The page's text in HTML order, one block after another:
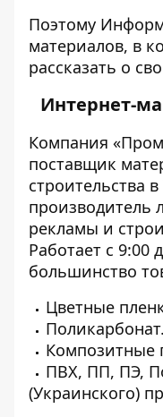
Поэтому
материалов, в
рассказать о
Интернет-
Компания «
поставщик
строительства
производитель
рекламы и
Работает с 9:00
большинство
Цветные
Поликарбонат.
Композитные
ПВХ, ПП, ПЭ,
(Украинского)